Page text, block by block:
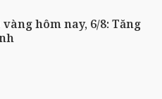
vàng hôm nay, 6/8: Tăng